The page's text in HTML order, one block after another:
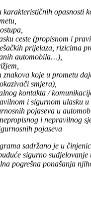
karakterističnih opasnosti
ceste (propisnom i
prijelaza, rizicima
automobila…),
znakova koje u prometu
smjera),
kontakta /
i sigurnom ulasku u
pojaseva u
i nepravilnog
pojaseva
sadržano je u
sigurno
pogrešna ponašanja